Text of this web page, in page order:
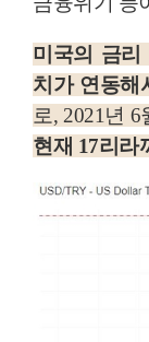
미국의 금리
치가 연동해
로, 2021년
현재 17리라